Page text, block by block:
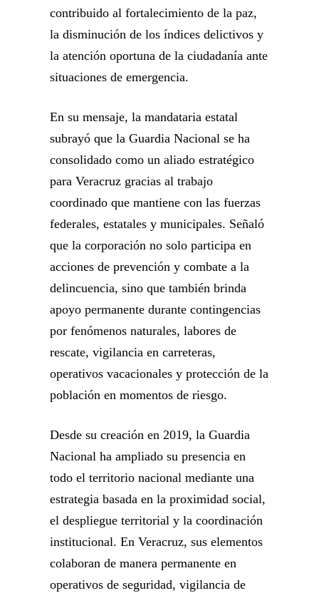
contribuido al fortalecimiento de la paz,
la disminución de los índices delictivos y
la atención oportuna de la ciudadanía ante
situaciones de emergencia.
En su mensaje, la mandataria estatal
subrayó que la Guardia Nacional se ha
consolidado como un aliado estratégico
para Veracruz gracias al trabajo
coordinado que mantiene con las fuerzas
federales, estatales y municipales. Señaló
que la corporación no solo participa en
acciones de prevención y combate a la
delincuencia, sino que también brinda
apoyo permanente durante contingencias
por fenómenos naturales, labores de
rescate, vigilancia en carreteras,
operativos vacacionales y protección de la
población en momentos de riesgo.
Desde su creación en 2019, la Guardia
Nacional ha ampliado su presencia en
todo el territorio nacional mediante una
estrategia basada en la proximidad social,
el despliegue territorial y la coordinación
institucional. En Veracruz, sus elementos
colaboran de manera permanente en
operativos de seguridad, vigilancia de